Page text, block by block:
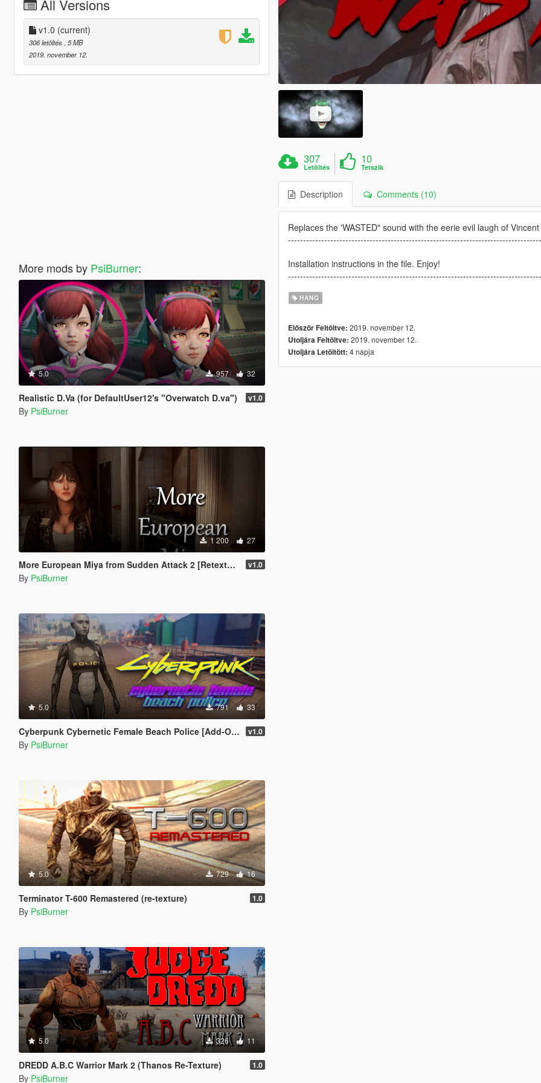
All Versions
v1.0 (current)
306 letöltés , 5 MB
2019. november 12.
More mods by PsiBurner:
5.0 957 32
Realistic D.Va (for DefaultUser12's "Overwatch D.va") v1.0
By PsiBurner
1 200 27
More European Miya from Sudden Attack 2 [Retexture] v1.0
By PsiBurner
5.0 791 33
Cyberpunk Cybernetic Female Beach Police [Add-On / Replace] v1.0
By PsiBurner
5.0 729 16
Terminator T-600 Remastered (re-texture) 1.0
By PsiBurner
5.0 326 11
DREDD A.B.C Warrior Mark 2 (Thanos Re-Texture) 1.0
By PsiBurner
307
Letöltés
10
Tetszik
Description Comments (10)
Replaces the 'WASTED" sound with the eerie evil laugh of
Installation instructions in the file. Enjoy!
HANG
Először Feltöltve: 2019. november 12.
Utoljára Feltöltve: 2019. november 12.
Utoljára Letöltött: 4 napja